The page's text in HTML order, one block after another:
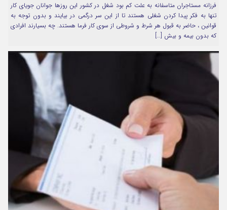
مرا به خاطر بسپار
فرزانه مستاجران متاسفانه به علت کم بود شغل در کشور این روزها جوانان جویای کار
تنها به فکر پیدا کردن شغلی هستند تا از این سر درگمی در بیایند و بدون توجه به
قوانین ، حاضر به قبول هر شرط و شروطی از سوی کار فرما هستند. چه بسیارند افرادی
که بدون بیمه و بیش […]